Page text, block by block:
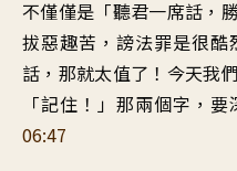
不僅僅是 「聽君一席話，
拔惡趣苦 ，謗法罪是很酷
話 ， 那就太值了 ！ 今天我
「記住！」那兩個字 ，要
06:47